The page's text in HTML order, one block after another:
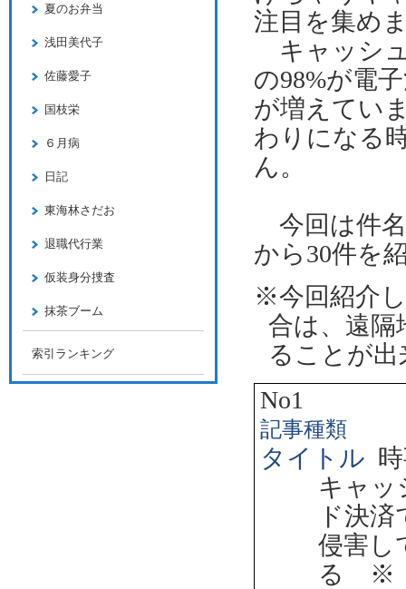
注目を集め
キャッシ
の98%が電
が増えてい
わりになる
ん。
今回は件
から30件を
※今回紹介
合は、遠隔
ることが
No1
記事種類
タイトル
キャ
ド決
侵害し
る ※
夏のお弁当
浅田美代子
佐藤愛子
国枝栄
６月病
日記
東海林さだお
退職代行業
仮装身分捜査
抹茶ブーム
索引ランキング